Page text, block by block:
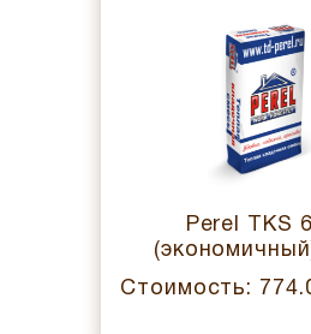
Perel TKS
Стоимость: